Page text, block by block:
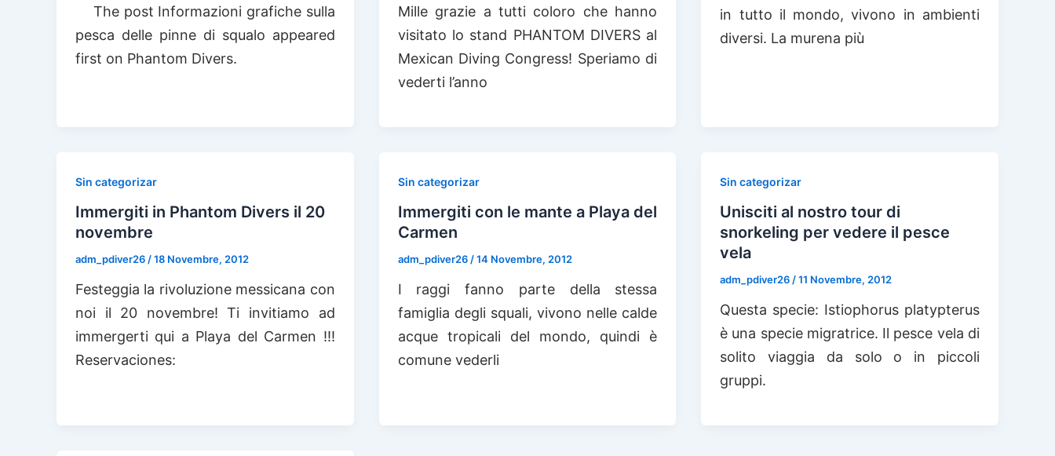
The post Informazioni grafiche sulla
pesca delle pinne di squalo appeared
first on Phantom Divers.
Mille grazie a tutti coloro che hanno
visitato lo stand PHANTOM DIVERS al
Mexican Diving Congress! Speriamo di
vederti l’anno
in tutto il mondo, vivono in ambienti
diversi. La murena più
Sin categorizar
Immergiti in Phantom Divers il 20
novembre
adm_pdiver26 /18 Novembre, 2012
Festeggia la rivoluzione messicana con
noi il 20 novembre! Ti invitiamo ad
immergerti qui a Playa del Carmen !!!
Reservaciones:
Sin categorizar
Immergiti con le mante a Playa del
Carmen
adm_pdiver26 /14 Novembre, 2012
I raggi fanno parte della stessa
famiglia degli squali, vivono nelle calde
acque tropicali del mondo, quindi è
comune vederli
Sin categorizar
Unisciti al nostro tour di
snorkeling per vedere il pesce
vela
adm_pdiver26 /11 Novembre, 2012
Questa specie: Istiophorus platypterus
è una specie migratrice. Il pesce vela di
solito viaggia da solo o in piccoli
gruppi.